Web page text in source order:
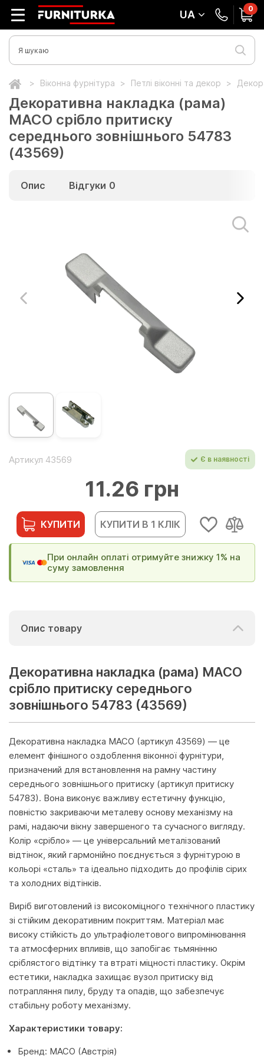
UA 0
Віконна фурнітура Петлі віконні та декор
Декоративна накладка (рама)
MACO срібло притиску
середнього зовнішнього 54783
(43569)
Опис Відгуки 0
Артикул 43569 Є в наявності
11.26 грн
КУПИТИ КУПИТИ В 1 КЛІК
При онлайн оплаті отримуйте знижку 1% на
суму замовлення
Опис товару
Декоративна накладка (рама) MACO
срібло притиску середнього
зовнішнього 54783 (43569)
Декоративна накладка MACO (артикул 43569) — це
елемент фінішного оздоблення віконної фурнітури,
призначений для встановлення на рамну частину
середнього зовнішнього притиску (артикул притиску
54783). Вона виконує важливу естетичну функцію,
повністю закриваючи металеву основу механізму на
рамі, надаючи вікну завершеного та сучасного вигляду.
Колір «срібло» — це універсальний металізований
відтінок, який гармонійно поєднується з фурнітурою в
кольорі «сталь» та ідеально підходить до профілів сірих
та холодних відтінків.
Виріб виготовлений із високоміцного технічного пластику
зі стійким декоративним покриттям. Матеріал має
високу стійкість до ультрафіолетового випромінювання
та атмосферних впливів, що запобігає тьмянінню
сріблястого відтінку та втраті міцності пластику. Окрім
естетики, накладка захищає вузол притиску від
потрапляння пилу, бруду та опадів, що забезпечує
стабільну роботу механізму.
Характеристики товару:
Бренд: MACO (Австрія)